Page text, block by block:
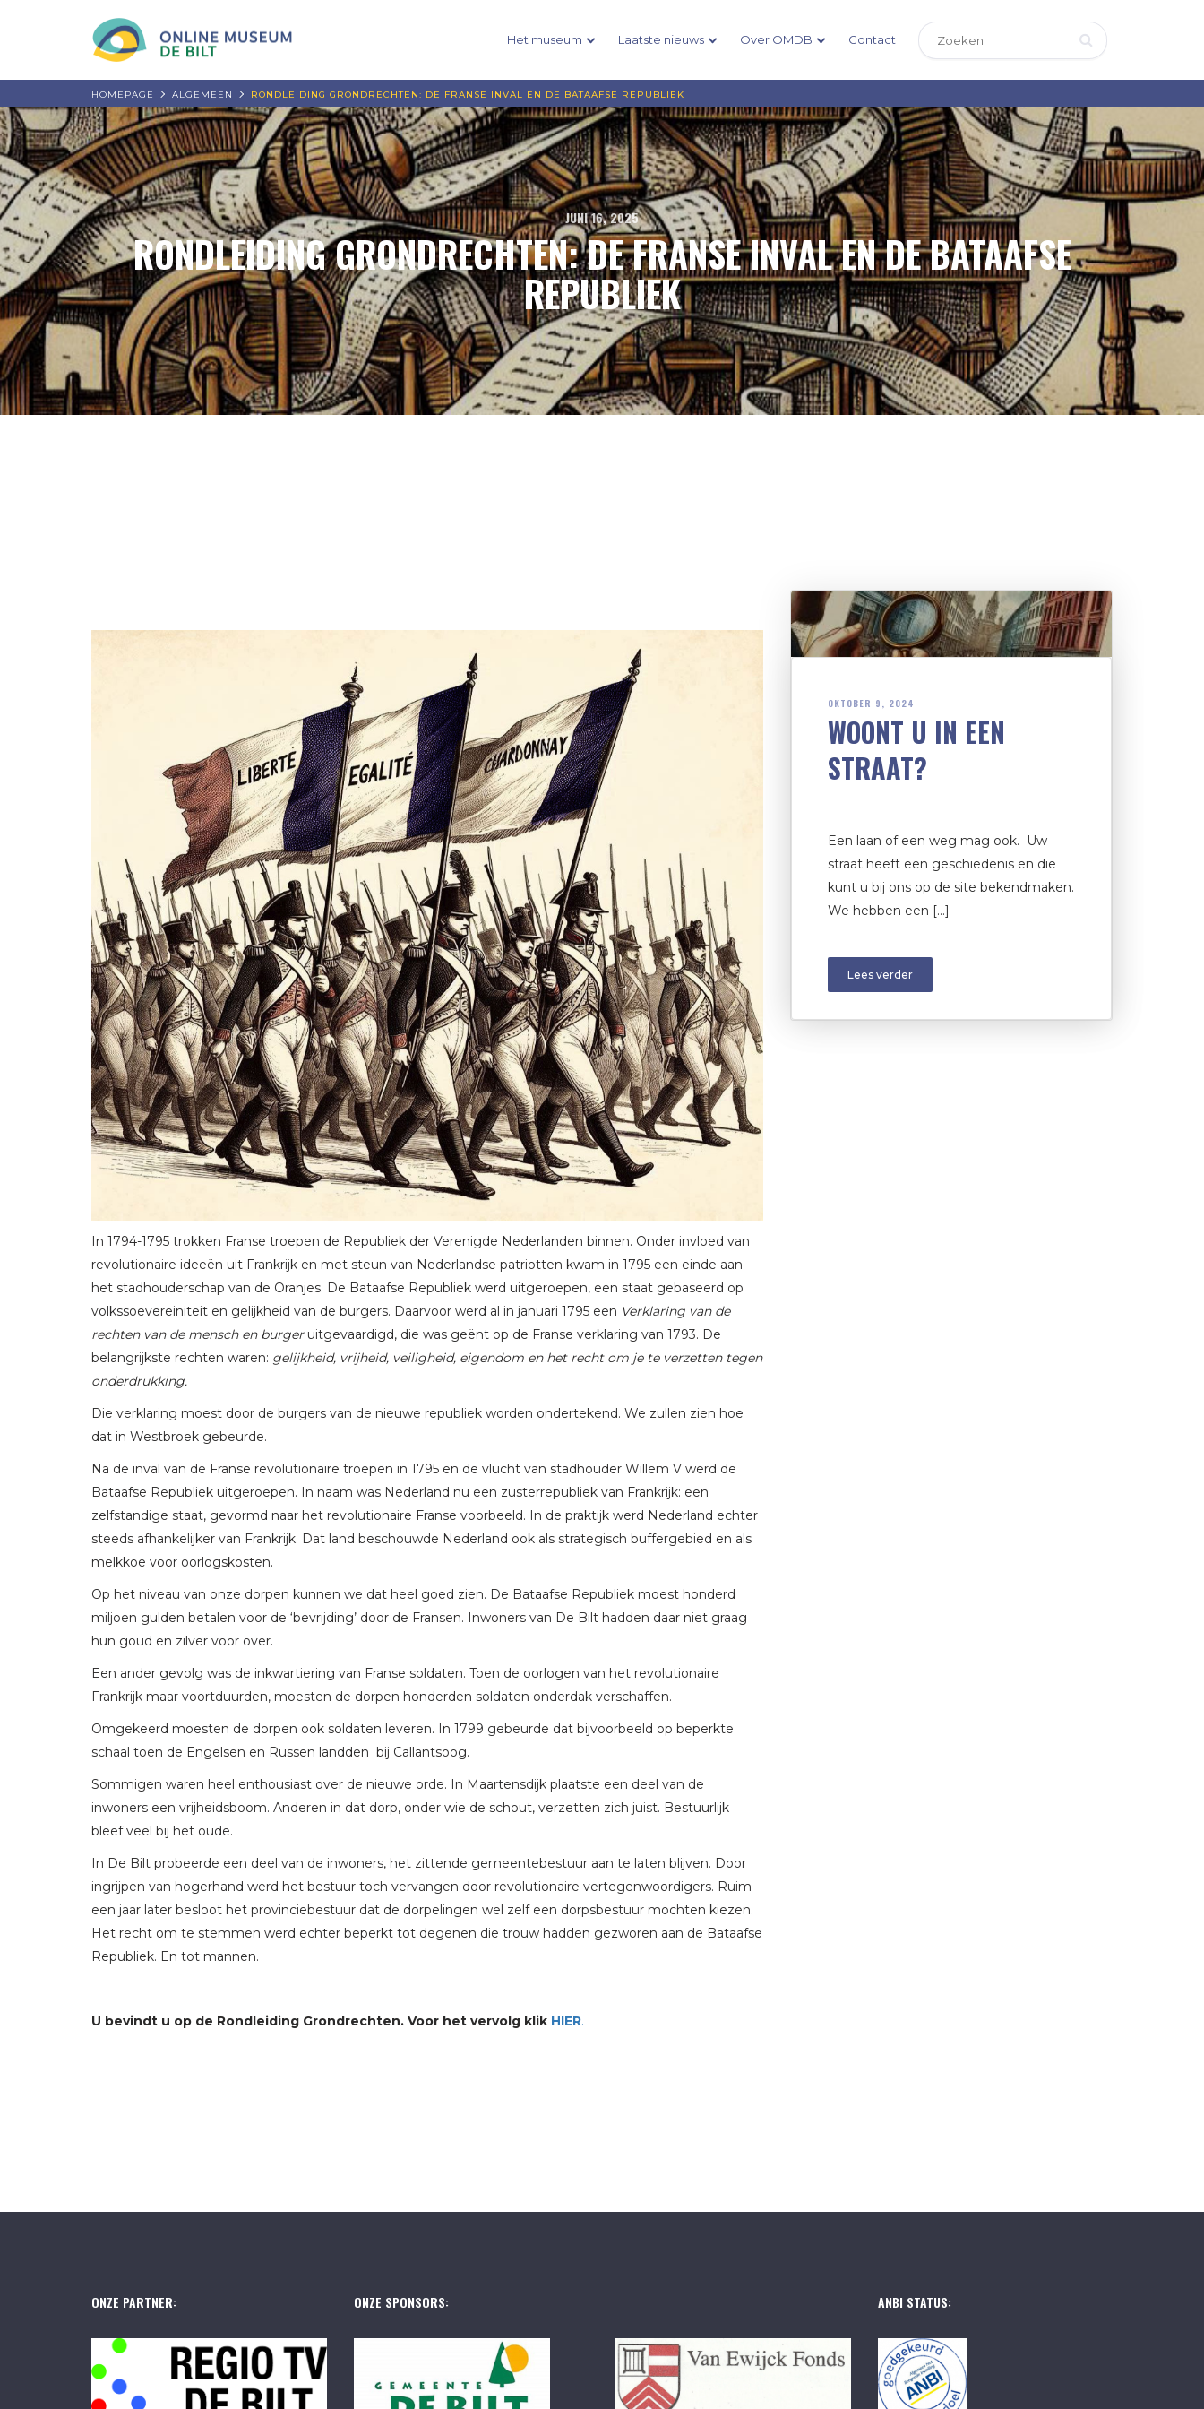
Het museum Laatste nieuws Over OMDB Contact
HOMEPAGE ALGEMEEN RONDLEIDING GRONDRECHTEN: DE FRANSE INVAL EN DE BATAAFSE REPUBLIEK
JUNI 16, 2025
RONDLEIDING GRONDRECHTEN: DE FRANSE INVAL EN DE BATAAFSE
REPUBLIEK
In 1794-1795 trokken Franse troepen de Republiek der Verenigde Nederlanden binnen. Onder invloed van
revolutionaire ideeën uit Frankrijk en met steun van Nederlandse patriotten kwam in 1795 een einde aan
het stadhouderschap van de Oranjes. De Bataafse Republiek werd uitgeroepen, een staat gebaseerd op
volkssoevereiniteit en gelijkheid van de burgers. Daarvoor werd al in januari 1795 een Verklaring van de
rechten van de mensch en burgeruitgevaardigd, die was geënt op de Franse verklaring van 1793. De
belangrijkste rechten waren: gelijkheid, vrijheid, veiligheid, eigendom en het recht om je te verzetten tegen
onderdrukking.
Die verklaring moest door de burgers van de nieuwe republiek worden ondertekend. We zullen zien hoe
dat in Westbroek gebeurde.
Na de inval van de Franse revolutionaire troepen in 1795 en de vlucht van stadhouder Willem V werd de
Bataafse Republiek uitgeroepen. In naam was Nederland nu een zusterrepubliek van Frankrijk: een
zelfstandige staat, gevormd naar het revolutionaire Franse voorbeeld. In de praktijk werd Nederland echter
steeds afhankelijker van Frankrijk. Dat land beschouwde Nederland ook als strategisch buffergebied en als
melkkoe voor oorlogskosten.
Op het niveau van onze dorpen kunnen we dat heel goed zien. De Bataafse Republiek moest honderd
miljoen gulden betalen voor de ‘bevrijding’ door de Fransen. Inwoners van De Bilt hadden daar niet graag
hun goud en zilver voor over.
Een ander gevolg was de inkwartiering van Franse soldaten. Toen de oorlogen van het revolutionaire
Frankrijk maar voortduurden, moesten de dorpen honderden soldaten onderdak verschaffen.
Omgekeerd moesten de dorpen ook soldaten leveren. In 1799 gebeurde dat bijvoorbeeld op beperkte
schaal toen de Engelsen en Russen landden bij Callantsoog.
Sommigen waren heel enthousiast over de nieuwe orde. In Maartensdijk plaatste een deel van de
inwoners een vrijheidsboom. Anderen in dat dorp, onder wie de schout, verzetten zich juist. Bestuurlijk
bleef veel bij het oude.
In De Bilt probeerde een deel van de inwoners, het zittende gemeentebestuur aan te laten blijven. Door
ingrijpen van hogerhand werd het bestuur toch vervangen door revolutionaire vertegenwoordigers. Ruim
een jaar later besloot het provinciebestuur dat de dorpelingen wel zelf een dorpsbestuur mochten kiezen.
Het recht om te stemmen werd echter beperkt tot degenen die trouw hadden gezworen aan de Bataafse
Republiek. En tot mannen.
U bevindt u op de Rondleiding Grondrechten. Voor het vervolg klik HIER.
OKTOBER 9, 2024
WOONT U IN EEN
STRAAT?
Een laan of een weg mag ook. Uw
straat heeft een geschiedenis en die
kunt u bij ons op de site bekendmaken.
We hebben een […]
Lees verder
ONZE PARTNER: ONZE SPONSORS: ANBI STATUS: